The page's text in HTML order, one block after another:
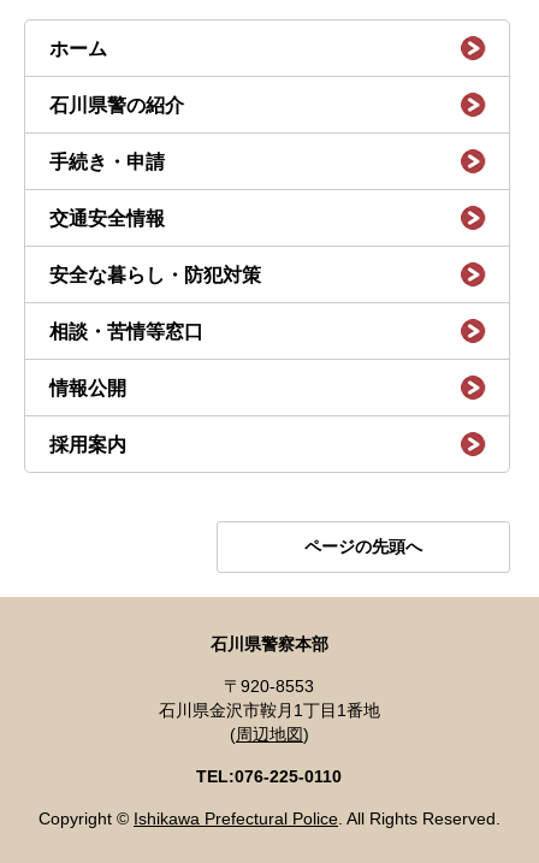
ホーム
石川県警の紹介
手続き・申請
交通安全情報
安全な暮らし・防犯対策
相談・苦情等窓口
情報公開
採用案内
ページの先頭へ
石川県警察本部
〒920-8553
石川県金沢市鞍月1丁目1番地
(周辺地図 )
TEL:076-225-0110
Copyright © Ishikawa Prefectural Police. All Rights Reserved.